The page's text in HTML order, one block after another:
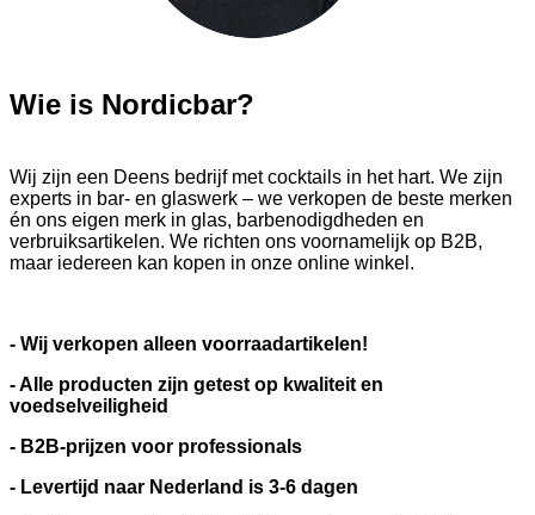
Wie is Nordicbar?
Wij zijn een Deens bedrijf met cocktails in het hart. We zijn
experts in bar- en glaswerk – we verkopen de beste merken
én ons eigen merk in glas, barbenodigdheden en
verbruiksartikelen. We richten ons voornamelijk op B2B,
maar iedereen kan kopen in onze online winkel.
- Wij verkopen alleen voorraadartikelen!
- Alle producten zijn getest op kwaliteit en
voedselveiligheid
- B2B-prijzen voor professionals
- Levertijd naar Nederland is 3-6 dagen